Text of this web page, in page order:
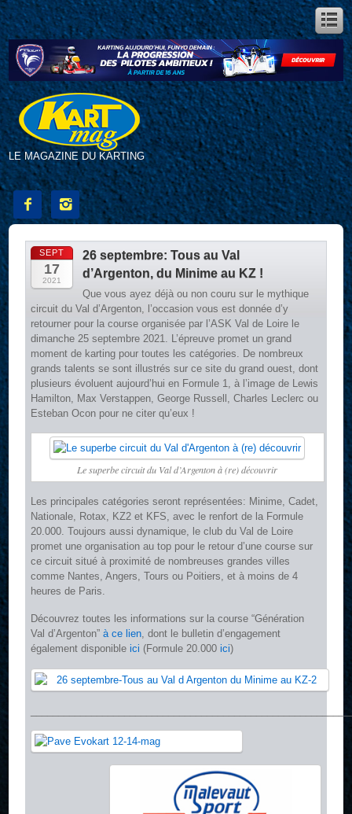
LE MAGAZINE DU KARTING
 
SEPT
17
2021
26 septembre: Tous au Val
d’Argenton, du Minime au KZ !
Que vous ayez déjà ou non couru sur le mythique
circuit du Val d’Argenton, l’occasion vous est donnée d’y
retourner pour la course organisée par l’ASK Val de Loire le
dimanche 25 septembre 2021. L’épreuve promet un grand
moment de karting pour toutes les catégories. De nombreux
grands talents se sont illustrés sur ce site du grand ouest, dont
plusieurs évoluent aujourd’hui en Formule 1, à l’image de Lewis
Hamilton, Max Verstappen, George Russell, Charles Leclerc ou
Esteban Ocon pour ne citer qu’eux !
Le superbe circuit du Val d’Argenton à (re) découvrir
Les principales catégories seront représentées: Minime, Cadet,
Nationale, Rotax, KZ2 et KFS, avec le renfort de la Formule
20.000. Toujours aussi dynamique, le club du Val de Loire
promet une organisation au top pour le retour d’une course sur
ce circuit situé à proximité de nombreuses grandes villes
comme Nantes, Angers, Tours ou Poitiers, et à moins de 4
heures de Paris.
Découvrez toutes les informations sur la course “Génération
Val d’Argenton”à ce lien , dont le bulletin d’engagement
également disponibleici (Formule 20.000ici)